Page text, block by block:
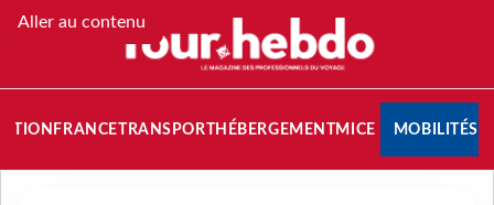
Aller au contenu
FRANCETRANSPORT HÉBERGEMENTMICE MOBILITÉS